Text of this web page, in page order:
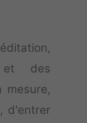
et des
mesure,
d'entrer